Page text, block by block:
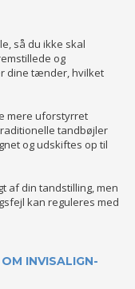
så du ikke skal
og
dine tænder, hvilket
mere uforstyrret
tandbøjler
og udskiftes op til
af din tandstilling, men
kan reguleres med
INVISALIGN-